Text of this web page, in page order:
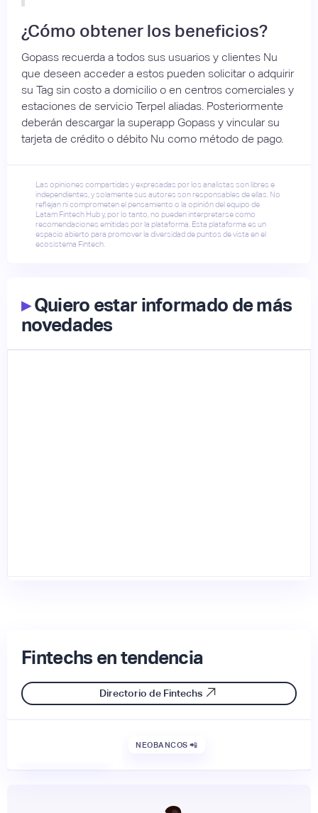
¿Cómo obtener los beneficios?
Gopass recuerda a todos sus usuarios y clientes Nu
que deseen acceder a estos pueden solicitar o adquirir
su Tag sin costo a domicilio o en centros comerciales y
estaciones de servicio Terpel aliadas. Posteriormente
deberán descargar la superapp Gopass y vincular su
tarjeta de crédito o débito Nu como método de pago.
Las opiniones compartidas y expresadas por los analistas son libres e
independientes, y solamente sus autores son responsables de ellas. No
reflejan ni comprometen el pensamiento o la opinión del equipo de
Latam Fintech Hub y, por lo tanto, no pueden interpretarse como
recomendaciones emitidas por la plataforma. Esta plataforma es un
espacio abierto para promover la diversidad de puntos de vista en el
ecosistema Fintech.
▸Quiero estar informado de más
novedades
Fintechs en tendencia
Directorio de Fintechs
NEOBANCOS 📲